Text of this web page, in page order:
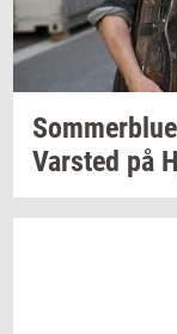
Var­sted på